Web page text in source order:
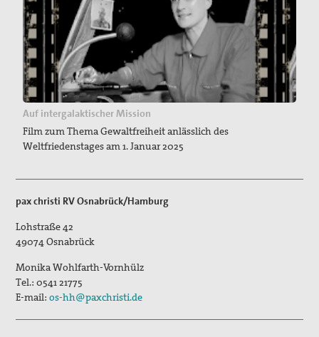
Auf intergalaktischer Mission
Film zum Thema Gewaltfreiheit anlässlich des
Weltfriedenstages am 1. Januar 2025
pax christi RV Osnabrück/Hamburg
Lohstraße 42
49074Osnabrück
Monika Wohlfarth-Vornhülz
Tel.:0541 21775
E-mail:os-hh@paxchristi.de